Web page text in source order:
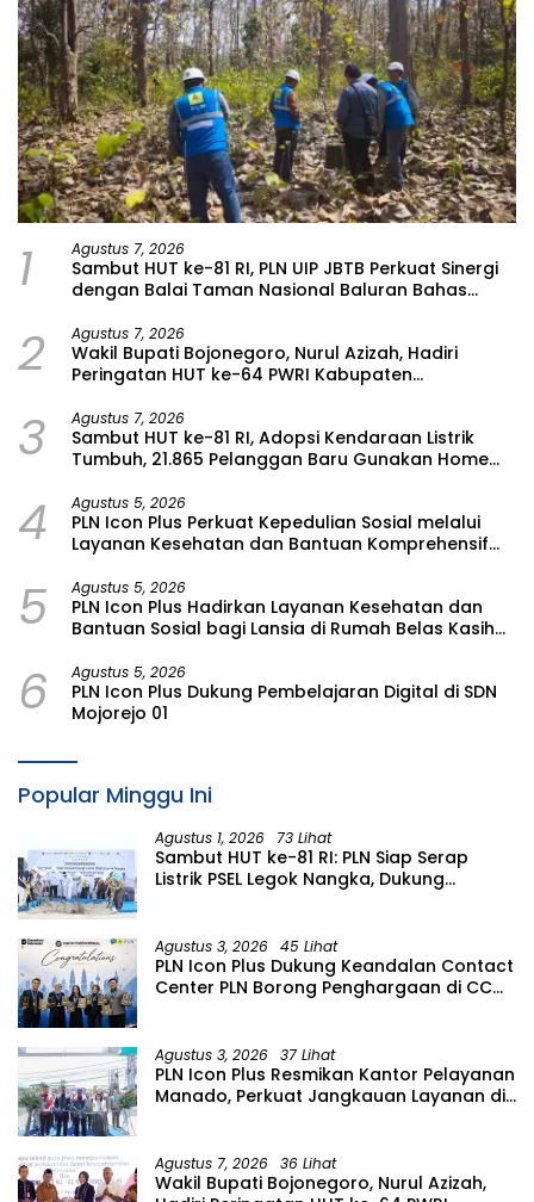
1 Agustus 7, 2026
Sambut HUT ke-81 RI, PLN UIP JBTB Perkuat Sinergi
dengan Balai Taman Nasional Baluran Bahas
Watudodol/Kalipuro
2 Agustus 7, 2026
Wakil Bupati Bojonegoro, Nurul Azizah, Hadiri
Peringatan HUT ke-64 PWRI Kabupaten
3 Agustus 7, 2026
Sambut HUT ke-81 RI, Adopsi Kendaraan Listrik
Tumbuh, 21.865 Pelanggan Baru Gunakan Home
4 Agustus 5, 2026
PLN Icon Plus Perkuat Kepedulian Sosial melalui
Layanan Kesehatan dan Bantuan Komprehensif
5 Agustus 5, 2026
PLN Icon Plus Hadirkan Layanan Kesehatan dan
Bantuan Sosial bagi Lansia di Rumah Belas Kasih
6 Agustus 5, 2026
PLN Icon Plus Dukung Pembelajaran Digital di SDN
Mojorejo 01
Popular Minggu Ini
Agustus 1, 2026 73 Lihat
Sambut HUT ke-81 RI: PLN Siap Serap
Listrik PSEL Legok Nangka, Dukung
Agustus 3, 2026 45 Lihat
PLN Icon Plus Dukung Keandalan Contact
Center PLN Borong Penghargaan di CCW
Agustus 3, 2026 37 Lihat
PLN Icon Plus Resmikan Kantor Pelayanan
Manado, Perkuat Jangkauan Layanan di
Agustus 7, 2026 36 Lihat
Wakil Bupati Bojonegoro, Nurul Azizah,